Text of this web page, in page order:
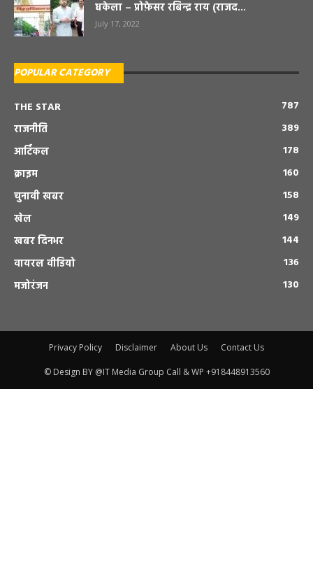
धकेला – प्रोफ़ेसर रबिन्द्र राय (राजद...
July 17, 2022
POPULAR CATEGORY
THE STAR
787
राजनीति
389
आर्टिकल
178
क्राइम
160
चुनावी खबर
158
खेल
149
खबर दिनभर
144
वायरल वीडियो
136
मजोरंजन
130
Privacy Policy Disclaimer About Us Contact Us
© Design BY @IT Media Group Call & WP +918448913560